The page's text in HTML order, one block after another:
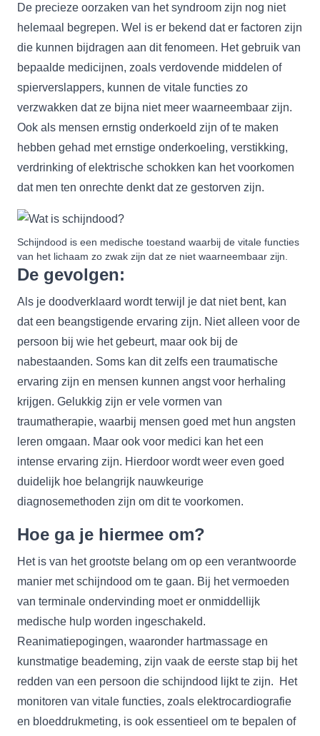
De precieze oorzaken van het syndroom zijn nog niet
helemaal begrepen. Wel is er bekend dat er factoren zijn
die kunnen bijdragen aan dit fenomeen. Het gebruik van
bepaalde medicijnen, zoals verdovende middelen of
spierverslappers, kunnen de vitale functies zo
verzwakken dat ze bijna niet meer waarneembaar zijn.
Ook als mensen ernstig onderkoeld zijn of te maken
hebben gehad met ernstige onderkoeling, verstikking,
verdrinking of elektrische schokken kan het voorkomen
dat men ten onrechte denkt dat ze gestorven zijn.
Schijndood is een medische toestand waarbij de vitale functies
van het lichaam zo zwak zijn dat ze niet waarneembaar zijn.
De gevolgen:
Als je doodverklaard wordt terwijl je dat niet bent, kan
dat een beangstigende ervaring zijn. Niet alleen voor de
persoon bij wie het gebeurt, maar ook bij de
nabestaanden. Soms kan dit zelfs een traumatische
ervaring zijn en mensen kunnen angst voor herhaling
krijgen. Gelukkig zijn er vele vormen van
traumatherapie, waarbij mensen goed met hun angsten
leren omgaan. Maar ook voor medici kan het een
intense ervaring zijn. Hierdoor wordt weer even goed
duidelijk hoe belangrijk nauwkeurige
diagnosemethoden zijn om dit te voorkomen.
Hoe ga je hiermee om?
Het is van het grootste belang om op een verantwoorde
manier met schijndood om te gaan. Bij het vermoeden
van terminale ondervinding moet er onmiddellijk
medische hulp worden ingeschakeld.
Reanimatiepogingen, waaronder hartmassage en
kunstmatige beademing, zijn vaak de eerste stap bij het
redden van een persoon die schijndood lijkt te zijn. Het
monitoren van vitale functies, zoals elektrocardiografie
en bloeddrukmeting, is ook essentieel om te bepalen of